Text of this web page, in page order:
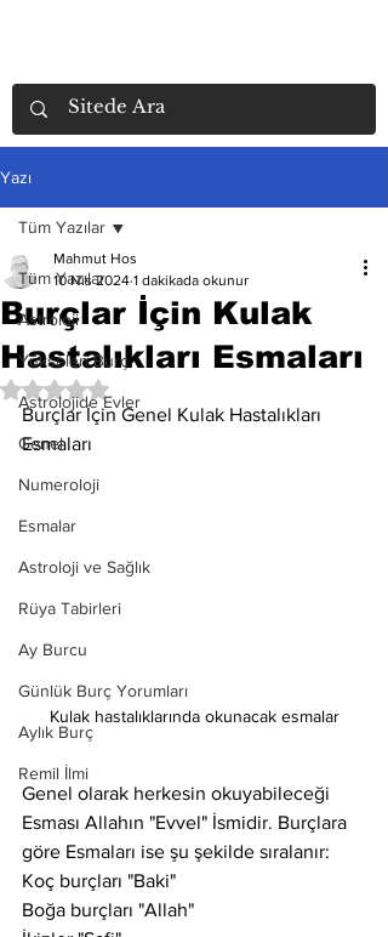
Yazı
Tüm Yazılar
Astroloji
Yükselen Burç
Astrolojide Evler
Genel
Numeroloji
Esmalar
Astroloji ve Sağlık
Rüya Tabirleri
Ay Burcu
Günlük Burç Yorumları
Aylık Burç
Remil İlmi
Tüm Yazılar
Burçlar İçin Kulak
Hastalıkları Esmaları
Mahmut Hos
10 Nis 2024 1 dakikada okunur
5 üzerinden NaN yıldız
Burçlar İçin Genel Kulak Hastalıkları
Esmaları
Kulak hastalıklarında okunacak esmalar
Genel olarak herkesin okuyabileceği
Esması Allahın "Evvel" İsmidir. Burçlara
göre Esmaları ise şu şekilde sıralanır:
Koç burçları "Baki"
Boğa burçları "Allah"